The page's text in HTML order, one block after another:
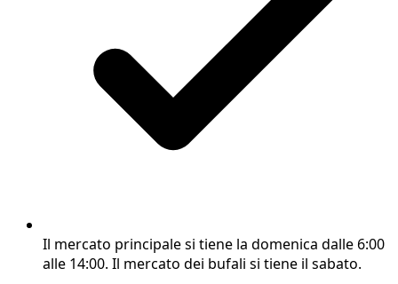
Il mercato principale si tiene la domenica dalle 6:00
alle 14:00. Il mercato dei bufali si tiene il sabato.